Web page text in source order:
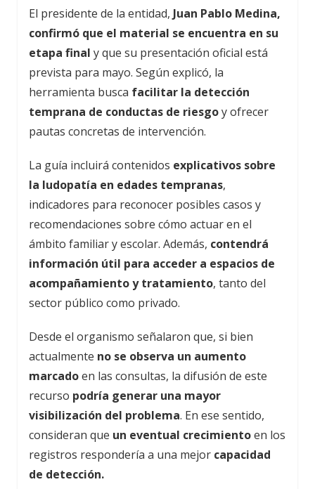
El presidente de la entidad, Juan Pablo Medina,
confirmó que el material se encuentra en su
etapa final y que su presentación oficial está
prevista para mayo. Según explicó, la
herramienta busca facilitar la detección
temprana de conductas de riesgoy ofrecer
pautas concretas de intervención.
La guía incluirá contenidos explicativos sobre
la ludopatía en edades tempranas,
indicadores para reconocer posibles casos y
recomendaciones sobre cómo actuar en el
ámbito familiar y escolar. Además, contendrá
información útil para acceder a espacios de
acompañamiento y tratamiento, tanto del
sector público como privado.
Desde el organismo señalaron que, si bien
actualmente no se observa un aumento
marcadoen las consultas, la difusión de este
recurso podría generar una mayor
visibilización del problema. En ese sentido,
consideran que un eventual crecimientoen los
registros respondería a una mejor capacidad
de detección.